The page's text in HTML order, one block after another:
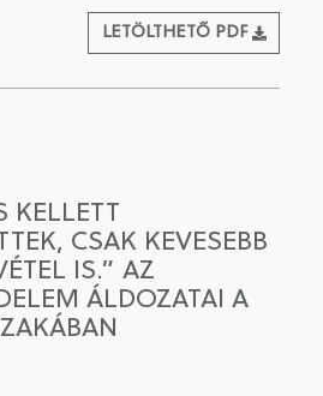
LETÖLTHETŐ PDF
KELLETT
CSAK KEVESEBB
IS.” AZ
ÁLDOZATAI A